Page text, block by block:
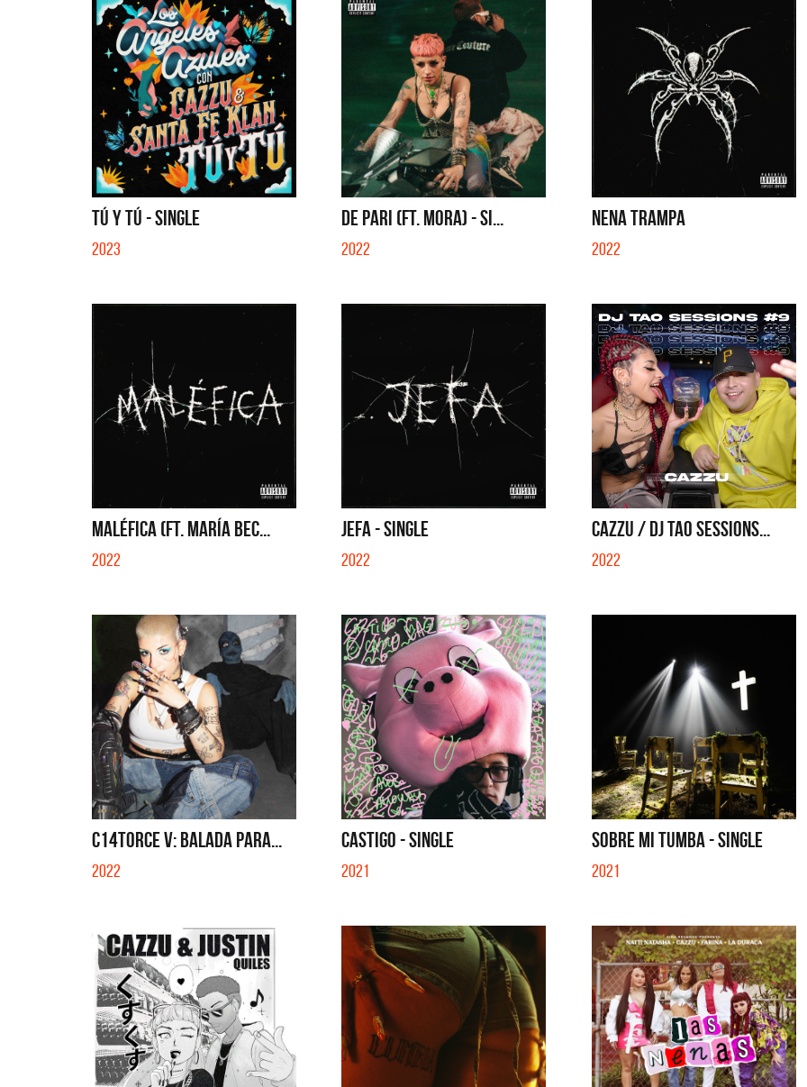
TÚ Y TÚ - SINGLE
2023
DE PARI (FT. MORA) - SI...
2022
NENA TRAMPA
2022
MALÉFICA (FT. MARÍA BEC...
2022
JEFA - SINGLE
2022
CAZZU / DJ TAO SESSIONS...
2022
C14TORCE V: BALADA PARA...
2022
CASTIGO - SINGLE
2021
SOBRE MI TUMBA - SINGLE
2021